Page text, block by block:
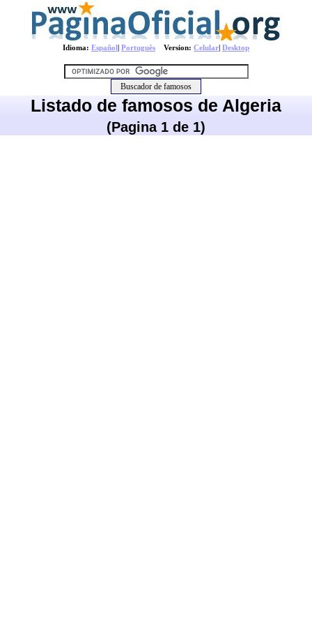
Idioma: Español| Português Version: Celular| Desktop
Listado de famosos de Algeria
(Pagina 1 de 1)